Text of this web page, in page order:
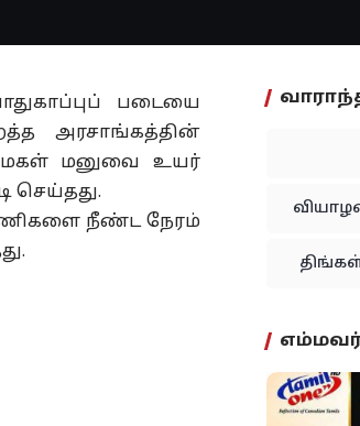
படையை
அரசாங்கத்தின்
மனுவை உயர்
செய்தது.
நீண்ட நேரம்
எம்மவர்